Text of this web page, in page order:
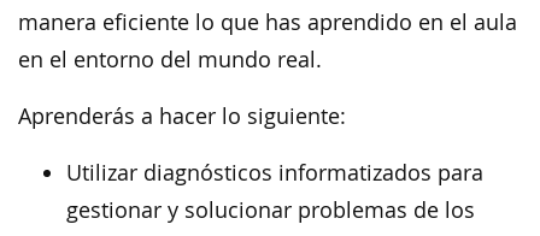
manera eficiente lo que has aprendido en el aula
en el entorno del mundo real.
Aprenderás a hacer lo siguiente:
Utilizar diagnósticos informatizados para
gestionar y solucionar problemas de los